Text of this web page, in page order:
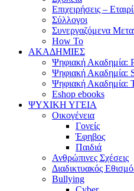
Επιχειρήσεις –
Σύλλογοι
Συνεργαζόμενα
How To
ΑΚΑΔΗΜΙΕΣ
Ψηφιακή Ακαδημία:
Ψηφιακή Ακαδημία:
Ψηφιακή Ακαδημία:
Eshop ebooks
ΨΥΧΙΚΗ ΥΓΕΙΑ
Οικογένεια
Γονείς
Έφηβος
Παιδιά
Ανθρώπινες Σχέσεις
Διαδικτυακός
Bullying